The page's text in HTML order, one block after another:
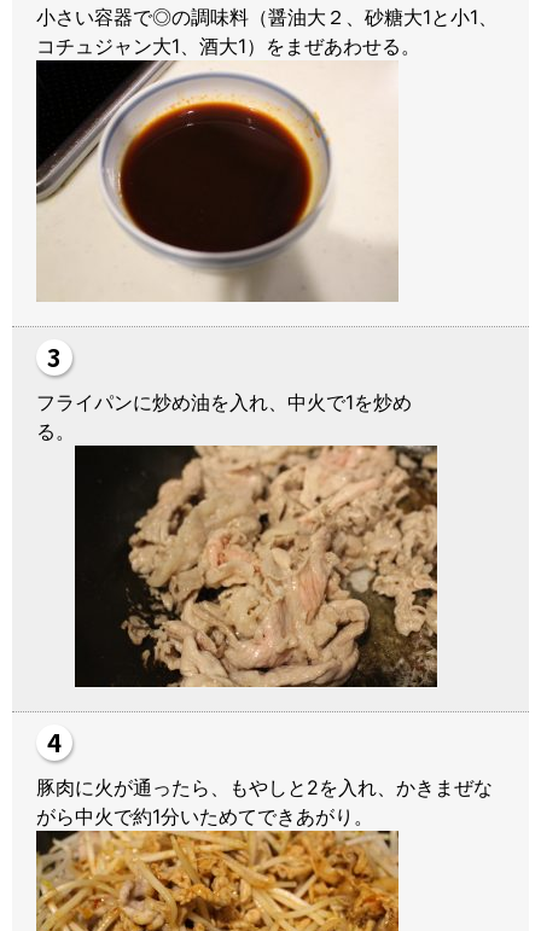
小さい容器で◎の調味料（醤油大２、砂糖大1と小1、
コチュジャン大1、酒大1）をまぜあわせる。
フライパンに炒め油を入れ、中火で1を炒め
る。
豚肉に火が通ったら、もやしと2を入れ、かきまぜな
がら中火で約1分いためてできあがり。